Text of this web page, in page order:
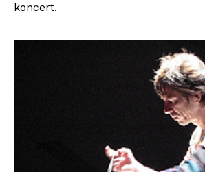
koncert.